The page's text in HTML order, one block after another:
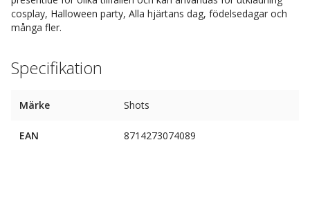
cosplay, Halloween party, Alla hjärtans dag, födelsedagar och
många fler.
Specifikation
Märke Shots
EAN 8714273074089